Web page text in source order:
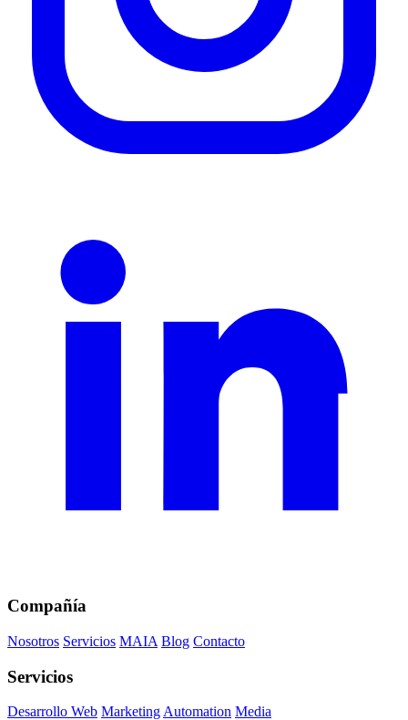
Compañía
Nosotros Servicios MAIA Blog Contacto
Servicios
Desarrollo Web MarketingAutomation Media